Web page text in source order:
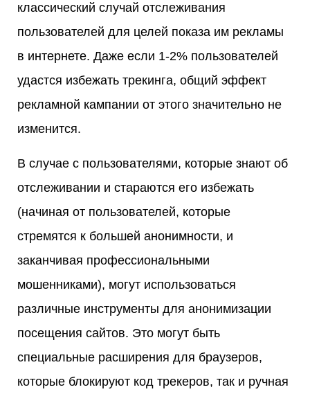
классический случай отслеживания
пользователей для целей показа им рекламы
в интернете. Даже если 1-2% пользователей
удастся избежать трекинга, общий эффект
рекламной кампании от этого значительно не
изменится.
В случае с пользователями, которые знают об
отслеживании и стараются его избежать
(начиная от пользователей, которые
стремятся к большей анонимности, и
заканчивая профессиональными
мошенниками), могут использоваться
различные инструменты для анонимизации
посещения сайтов. Это могут быть
специальные расширения для браузеров,
которые блокируют код трекеров, так и ручная